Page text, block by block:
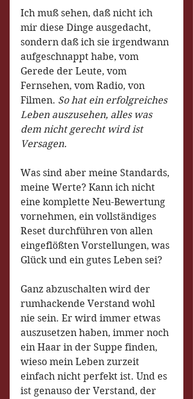
Ich muß sehen, daß nicht ich
mir diese Dinge ausgedacht,
sondern daß ich sie irgendwann
aufgeschnappt habe, vom
Gerede der Leute, vom
Fernsehen, vom Radio, von
Filmen. So hat ein erfolgreiches
Leben auszusehen, alles was
dem nicht gerecht wird ist
Versagen.
Was sind aber meine Standards,
meine Werte? Kann ich nicht
eine komplette Neu-Bewertung
vornehmen, ein vollständiges
Reset durchführen von allen
eingeflößten Vorstellungen, was
Glück und ein gutes Leben sei?
Ganz abzuschalten wird der
rumhackende Verstand wohl
nie sein. Er wird immer etwas
auszusetzen haben, immer noch
ein Haar in der Suppe finden,
wieso mein Leben zurzeit
einfach nicht perfekt ist. Und es
ist genauso der Verstand, der